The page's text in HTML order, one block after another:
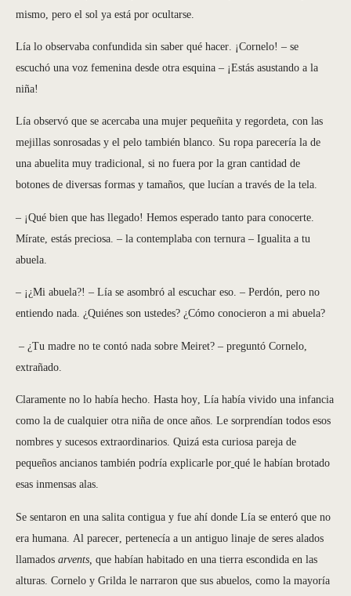
mismo, pero el sol ya está por ocultarse.
Lía lo observaba confundida sin saber qué hacer. ¡Cornelo! – se
escuchó una voz femenina desde otra esquina – ¡Estás asustando a la
niña!
Lía observó que se acercaba una mujer pequeñita y regordeta, con las
mejillas sonrosadas y el pelo también blanco. Su ropa parecería la de
una abuelita muy tradicional, si no fuera por la gran cantidad de
botones de diversas formas y tamaños, que lucían a través de la tela.
– ¡Qué bien que has llegado! Hemos esperado tanto para conocerte.
Mírate, estás preciosa. – la contemplaba con ternura – Igualita a tu
abuela.
– ¡¿Mi abuela?! – Lía se asombró al escuchar eso. – Perdón, pero no
entiendo nada. ¿Quiénes son ustedes? ¿Cómo conocieron a mi abuela?
– ¿Tu madre no te contó nada sobre Meiret? – preguntó Cornelo,
extrañado.
Claramente no lo había hecho. Hasta hoy, Lía había vivido una infancia
como la de cualquier otra niña de once años. Le sorprendían todos esos
nombres y sucesos extraordinarios. Quizá esta curiosa pareja de
pequeños ancianos también podría explicarle por qué le habían brotado
esas inmensas alas.
Se sentaron en una salita contigua y fue ahí donde Lía se enteró que no
era humana. Al parecer, pertenecía a un antiguo linaje de seres alados
llamados arvents, que habían habitado en una tierra escondida en las
alturas. Cornelo y Grilda le narraron que sus abuelos, como la mayoría